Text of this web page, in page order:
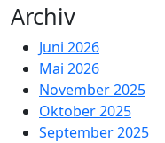
Archiv
Juni 2026
Mai 2026
November 2025
Oktober 2025
September 2025